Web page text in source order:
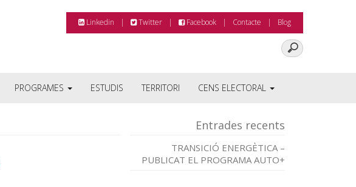
Linkedin Twitter Facebook Contacte Blog
PROGRAMES ESTUDIS TERRITORI CENS ELECTORAL
Entrades recents
TRANSICIÓ ENERGÈTICA –
PUBLICAT EL PROGRAMA AUTO+